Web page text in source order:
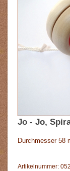
Jo - Jo,
Durchmesser 58
Artikelnummer: